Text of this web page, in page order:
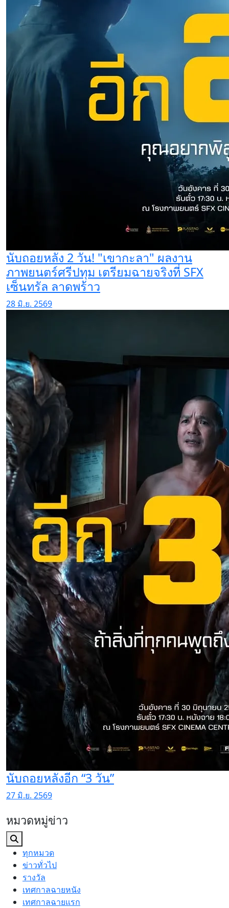
นับถอยหลัง 2 วัน! "เขากะลา" ผลงาน
ภาพยนตร์ศรีปทุม เตรียมฉายจริงที่ SFX
เซ็นทรัล ลาดพร้าว
28 มิ.ย. 2569
นับถอยหลังอีก “3 วัน”
27 มิ.ย. 2569
หมวดหมู่ข่าว
ทุกหมวด
ข่าวทั่วไป
รางวัล
เทศกาลฉายหนัง
เทศกาลฉายแรก